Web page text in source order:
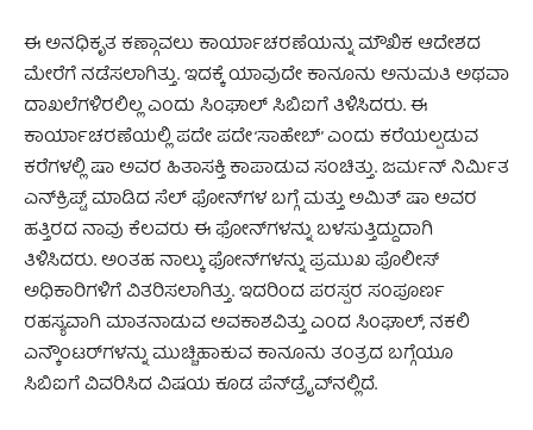
ಈ ಅನಧಿಕೃತ ಕಣ್ಗಾವಲು ಕಾರ್ಯಾಚರಣೆಯನ್ನು ಮೌಖಿಕ ಆದೇಶದ
ಮೇರೆಗೆ ನಡೆಸಲಾಗಿತ್ತು. ಇದಕ್ಕೆ ಯಾವುದೇ ಕಾನೂನು ಅನುಮತಿ ಅಥವಾ
ದಾಖಲೆಗಳಿರಲಿಲ್ಲ ಎಂದು ಸಿಂಘಾಲ್ ಸಿಬಿಐಗೆ ತಿಳಿಸಿದರು. ಈ
ಕಾರ್ಯಾಚರಣೆಯಲ್ಲಿ ಪದೇ ಪದೇ ‘ಸಾಹೇಬ್’ ಎಂದು ಕರೆಯಲ್ಪಡುವ
ಕರೆಗಳಲ್ಲಿ ಷಾ ಅವರ ಹಿತಾಸಕ್ತಿ ಕಾಪಾಡುವ ಸಂಚಿತ್ತು. ಜರ್ಮನ್ ನಿರ್ಮಿತ
ಎನ್‌ಕ್ರಿಪ್ಟ್ ಮಾಡಿದ ಸೆಲ್ ಫೋನ್‌ಗಳ ಬಗ್ಗೆ ಮತ್ತು ಅಮಿತ್ ಷಾ ಅವರ
ಹತ್ತಿರದ ನಾವು ಕೆಲವರು ಈ ಫೋನ್‌ಗಳನ್ನು ಬಳಸುತ್ತಿದ್ದುದಾಗಿ
ತಿಳಿಸಿದರು. ಅಂತಹ ನಾಲ್ಕು ಫೋನ್‌ಗಳನ್ನು ಪ್ರಮುಖ ಪೊಲೀಸ್
ಅಧಿಕಾರಿಗಳಿಗೆ ವಿತರಿಸಲಾಗಿತ್ತು. ಇದರಿಂದ ಪರಸ್ಪರ ಸಂಪೂರ್ಣ
ರಹಸ್ಯವಾಗಿ ಮಾತನಾಡುವ ಅವಕಾಶವಿತ್ತು ಎಂದ ಸಿಂಘಾಲ್, ನಕಲಿ
ಎನ್ಕೌಂಟರ್‌ಗಳನ್ನು ಮುಚ್ಚಿಹಾಕುವ ಕಾನೂನು ತಂತ್ರದ ಬಗ್ಗೆಯೂ
ಸಿಬಿಐಗೆ ವಿವರಿಸಿದ ವಿಷಯ ಕೂಡ ಪೆನ್‌ಡ್ರೈವ್‌ನಲ್ಲಿದೆ.